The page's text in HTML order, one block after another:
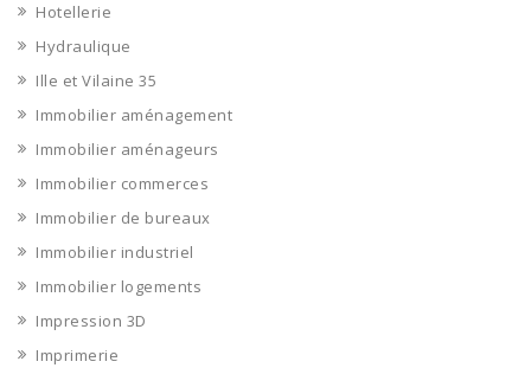
Hotellerie
Hydraulique
Ille et Vilaine 35
Immobilier aménagement
Immobilier aménageurs
Immobilier commerces
Immobilier de bureaux
Immobilier industriel
Immobilier logements
Impression 3D
Imprimerie